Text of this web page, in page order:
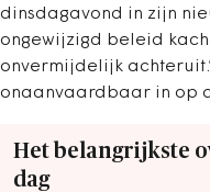
dinsdagavond in zijn
ongewijzigd beleid
onvermijdelijk
onaanvaardbaar in op
Het belangrijkste
dag